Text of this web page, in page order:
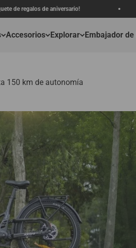
Envío gratis,
Accesorios Explorar Embajador de
150 km de autonomía